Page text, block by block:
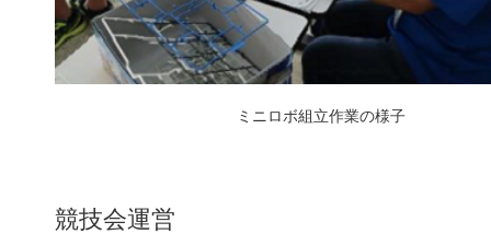
ミニロボ組立作業の様子
競技会運営